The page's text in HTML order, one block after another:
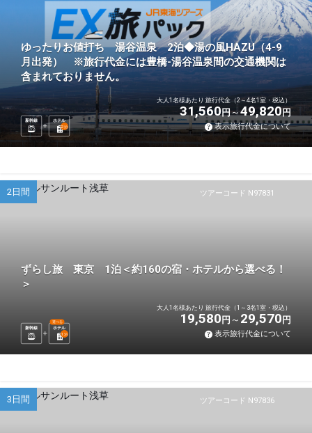
ゆったりお値打ち 湯谷温泉 2泊◆湯の風HAZU（4-9
月出発） ※旅行代金には豊橋-湯谷温泉間の交通機関は
含まれておりません。
新幹線
ホテル
2泊
大人1名様あたり 旅行代金（2～4名1室・税込）
31,560円 49,820円
表示旅行代金について
ツアーコード N97831
2日間
ずらし旅 東京 1泊＜約160の宿・ホテルから選べる！
＞
新幹線 ホテル
選べる
1 泊
大人1名様あたり 旅行代金（1～3名1室・税込）
19,580 円 29,570 円
表示旅行代金について
ツアーコード N97836
3日間